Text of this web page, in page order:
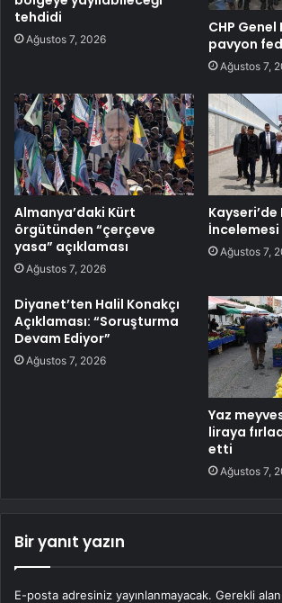
tehdidi
Ağustos 7, 2026
CHP Genel
pavyon
Ağustos 7,
Almanya’daki Kürt
örgütünden “çerçeve
yasa” açıklaması
Ağustos 7, 2026
İncelemesi
Ağustos 7,
Diyanet’ten Halil Konakçı
Açıklaması: “Soruşturma
Devam Ediyor”
Ağustos 7, 2026
Yaz
liraya
etti
Ağustos 7,
Bir yanıt yazın
E-posta adresiniz yayınlanmayacak. Gerekli